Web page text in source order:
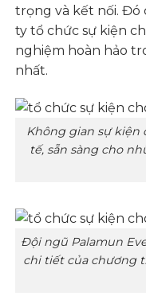
trọng và kết nối. Đó
ty tổ chức sự kiện
nghiệm hoàn hảo
nhất.
Không gian sự kiện
tế, sẵn sàng cho
Đội ngũ Palamun
chi tiết của chương